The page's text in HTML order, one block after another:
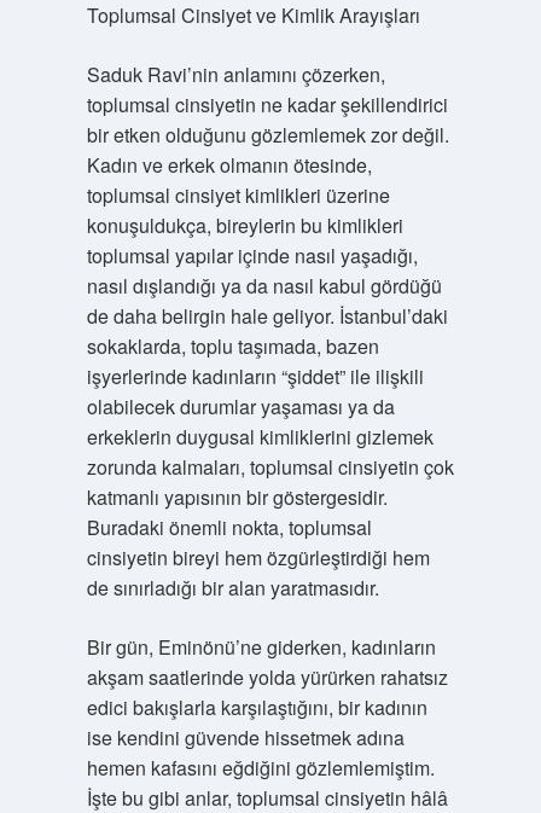
Toplumsal Cinsiyet ve Kimlik Arayışları
Saduk Ravi’nin anlamını çözerken,
toplumsal cinsiyetin ne kadar şekillendirici
bir etken olduğunu gözlemlemek zor değil.
Kadın ve erkek olmanın ötesinde,
toplumsal cinsiyet kimlikleri üzerine
konuşuldukça, bireylerin bu kimlikleri
toplumsal yapılar içinde nasıl yaşadığı,
nasıl dışlandığı ya da nasıl kabul gördüğü
de daha belirgin hale geliyor. İstanbul’daki
sokaklarda, toplu taşımada, bazen
işyerlerinde kadınların “şiddet” ile ilişkili
olabilecek durumlar yaşaması ya da
erkeklerin duygusal kimliklerini gizlemek
zorunda kalmaları, toplumsal cinsiyetin çok
katmanlı yapısının bir göstergesidir.
Buradaki önemli nokta, toplumsal
cinsiyetin bireyi hem özgürleştirdiği hem
de sınırladığı bir alan yaratmasıdır.
Bir gün, Eminönü’ne giderken, kadınların
akşam saatlerinde yolda yürürken rahatsız
edici bakışlarla karşılaştığını, bir kadının
ise kendini güvende hissetmek adına
hemen kafasını eğdiğini gözlemlemiştim.
İşte bu gibi anlar, toplumsal cinsiyetin hâlâ